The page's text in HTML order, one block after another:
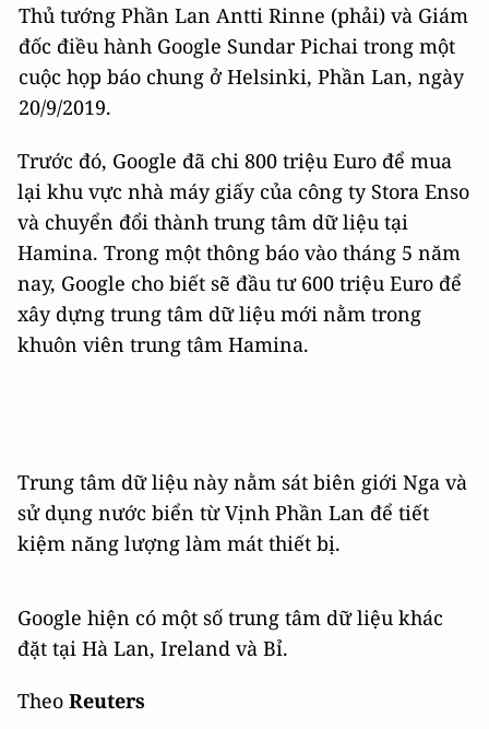
Thủ tướng Phần Lan Antti Rinne (phải) và Giám
đốc điều hành Google Sundar Pichai trong một
cuộc họp báo chung ở Helsinki, Phần Lan, ngày
20/9/2019.
Trước đó, Google đã chi 800 triệu Euro để mua
lại khu vực nhà máy giấy của công ty Stora Enso
và chuyển đổi thành trung tâm dữ liệu tại
Hamina. Trong một thông báo vào tháng 5 năm
nay, Google cho biết sẽ đầu tư 600 triệu Euro để
xây dựng trung tâm dữ liệu mới nằm trong
khuôn viên trung tâm Hamina.
Trung tâm dữ liệu này nằm sát biên giới Nga và
sử dụng nước biển từ Vịnh Phần Lan để tiết
kiệm năng lượng làm mát thiết bị.
Google hiện có một số trung tâm dữ liệu khác
đặt tại Hà Lan, Ireland và Bỉ.
Theo Reuters